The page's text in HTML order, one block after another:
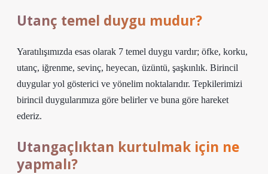
Utanç temel duygu mudur?
Yaratılışımızda esas olarak 7 temel duygu vardır; öfke, korku,
utanç, iğrenme, sevinç, heyecan, üzüntü, şaşkınlık. Birincil
duygular yol gösterici ve yönelim noktalarıdır. Tepkilerimizi
birincil duygularımıza göre belirler ve buna göre hareket
ederiz.
Utangaçlıktan kurtulmak için ne
yapmalı?